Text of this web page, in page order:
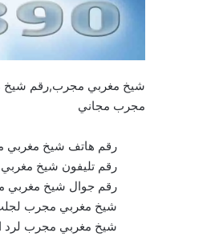
شيخ مغربي مجرب,رقم
مجرب مجاني
رقم هاتف شيخ مغربي
رقم تليفون شيخ
رقم جوال شيخ مغربي
شيخ مغربي مجرب
شيخ مغربي مجرب لرد